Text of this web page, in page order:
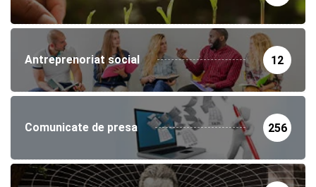
Antreprenoriat social 12
Comunicate de presa 256